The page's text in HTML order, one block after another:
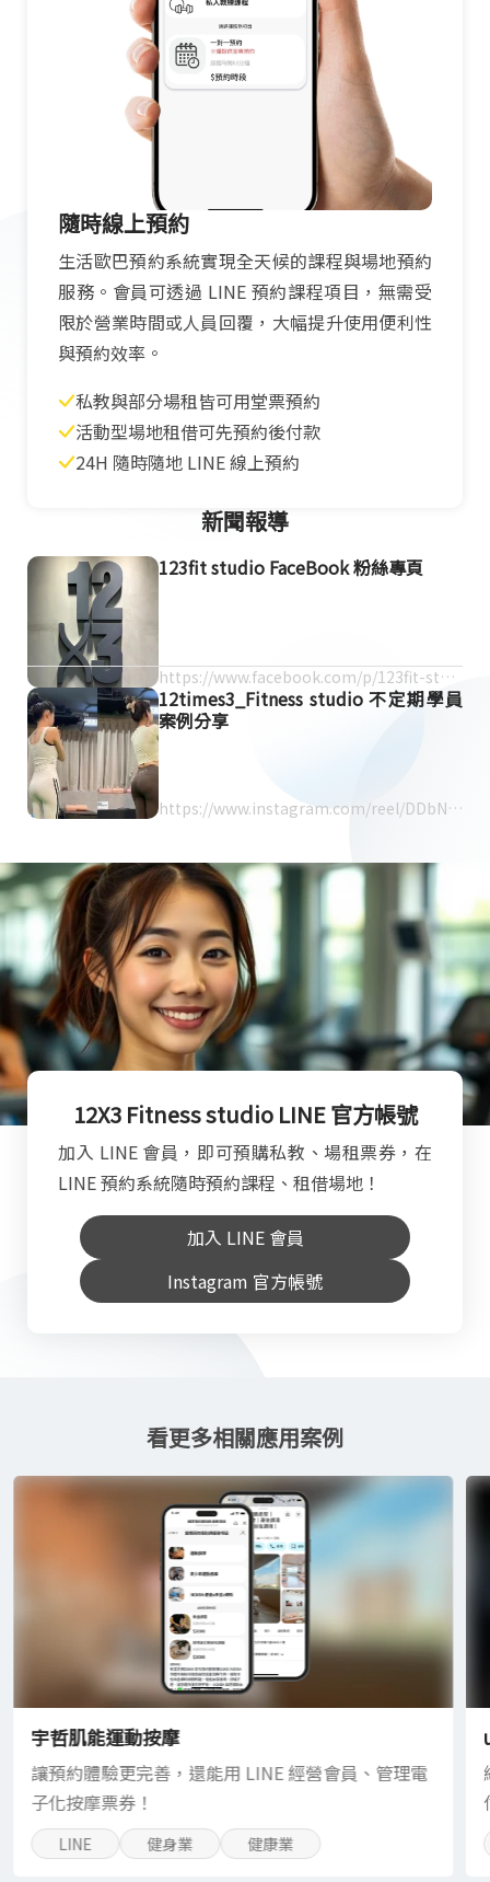
隨時線上預約
生活歐巴預約系統實現全天候的課程與場地預約
服務。會員可透過 LINE 預約課程項目，無需受
限於營業時間或人員回覆，大幅提升使用便利性
與預約效率。
私教與部分場租皆可用堂票預約
活動型場地租借可先預約後付款
24H 隨時隨地 LINE 線上預約
新聞報導
123fit studio FaceBook 粉絲專頁
https://www.facebook.com/p/123fit-studi
o-100075796317700/
12times3_Fitness studio 不定期學員
案例分享
https://www.instagram.com/reel/DDbNt
12X3 Fitness studio LINE 官方帳號
加入 LINE 會員，即可預購私教、場租票券，在
LINE 預約系統隨時預約課程、租借場地！
加入 LINE 會員
Instagram 官方帳號
看更多相關應用案例
宇哲肌能運動按摩
讓預約體驗更完善，還能用 LINE 經營會員、管理電
子化按摩票券！
LINE 健身業 健康業